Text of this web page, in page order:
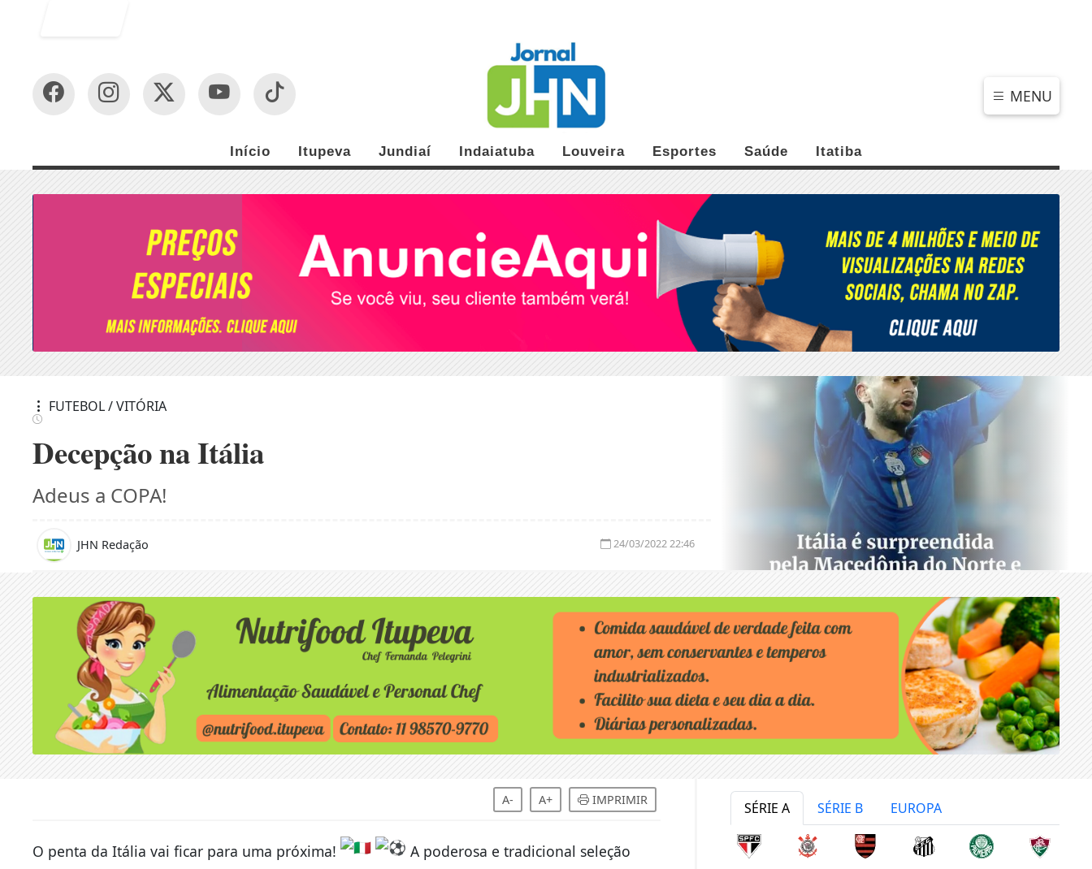
MENU
Início Itupeva Jundiaí Indaiatuba Louveira Esportes Saúde Itatiba
FUTEBOL / VITÓRIA
Decepção na Itália
Adeus a COPA!
JHN Redação 24/03/2022 22:46
A- A+ IMPRIMIR
O penta da Itália vai ficar para uma próxima!
A poderosa e tradicional seleção
SÉRIE A SÉRIE B EUROPA